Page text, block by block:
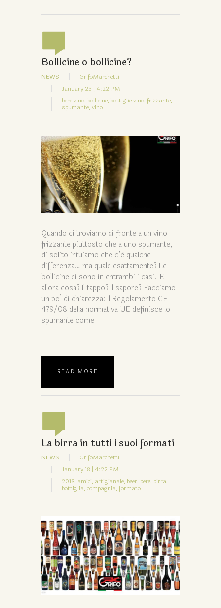
Bollicine o bollicine?
NEWS
GrifoMarchetti
January 23 | 4:22 PM
bere vino, bollicine, bottiglie vino, frizzante,
spumante, vino
Quando ci troviamo di fronte a un vino
frizzante piuttosto che a uno spumante,
di solito intuiamo che c’è qualche
differenza… ma quale esattamente? Le
bollicine ci sono in entrambi i casi. E
allora cosa? Il tappo? Il sapore? Facciamo
un po’ di chiarezza: Il Regolamento CE
479/08 della normativa UE definisce lo
spumante come
READ MORE
La birra in tutti i suoi formati
NEWS
GrifoMarchetti
January 18 | 4:22 PM
2018, amici, artigianale, beer, bere, birra,
bottiglia, compagnia, formato